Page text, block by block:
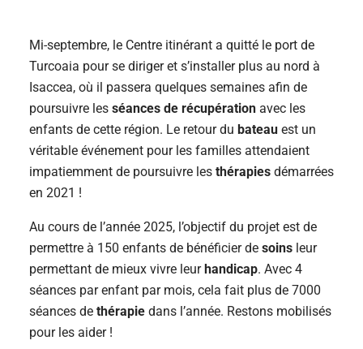
Mi-septembre, le Centre itinérant a quitté le port de
Turcoaia pour se diriger et s’installer plus au nord à
Isaccea, où il passera quelques semaines afin de
poursuivre les séances de récupération avec les
enfants de cette région. Le retour du bateau est un
véritable événement pour les familles attendaient
impatiemment de poursuivre les thérapies démarrées
en 2021 !
Au cours de l’année 2025, l’objectif du projet est de
permettre à 150 enfants de bénéficier de soins leur
permettant de mieux vivre leurhandicap. Avec 4
séances par enfant par mois, cela fait plus de 7000
séances de thérapie dans l’année. Restons mobilisés
pour les aider !